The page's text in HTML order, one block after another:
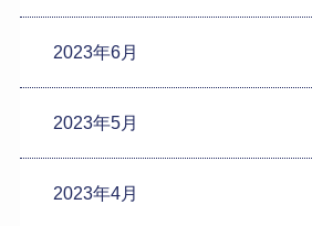
2023年6月
2023年5月
2023年4月